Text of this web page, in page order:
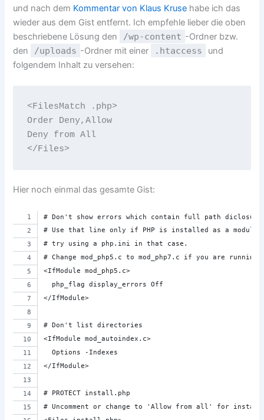
und nach dem Kommentar von Klaus Kruse habe ich das
wieder aus dem Gist entfernt. Ich empfehle lieber die oben
beschriebene Lösung den
/wp-content -Ordner bzw.
den
/uploads -Ordner mit einer .htaccess
und
folgendem Inhalt zu versehen:
<FilesMatch .php>
Order Deny,Allow
Deny from All
Hier noch einmal das gesamte Gist:
# Don't show errors which contain full path diclosure
# Use that line only if PHP is installed as a module
# try using a php.ini in that case.
# Change mod_php5.c to mod_php7.c if you are running
<IfModule mod_php5.c>
  php_flag display_errors Off
</IfModule>
# Don't list directories
<IfModule mod_autoindex.c>
  Options -Indexes
</IfModule>
# PROTECT install.php
# Uncomment or change to 'Allow from all' for install